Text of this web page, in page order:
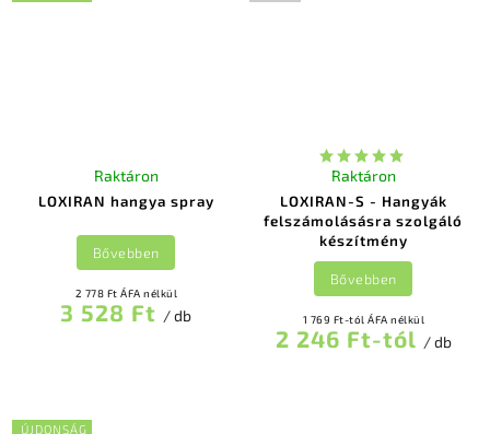
LOXIRAN hangya spray
Raktáron
2 778 Ft ÁFA nélkül
3 528 Ft / db
Bővebben
LOXIRAN-S - Hangyák
felszámolásásra szolgáló
készítmény
Raktáron
1 769 Ft-tól ÁFA nélkül
2 246 Ft-tól / db
Bővebben
ÚJDONSÁG